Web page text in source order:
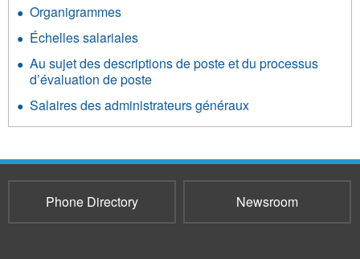
Organigrammes
Échelles salariales
Au sujet des descriptions de poste et du processus
d’évaluation de poste
Salaires des administrateurs généraux
Phone Directory Newsroom